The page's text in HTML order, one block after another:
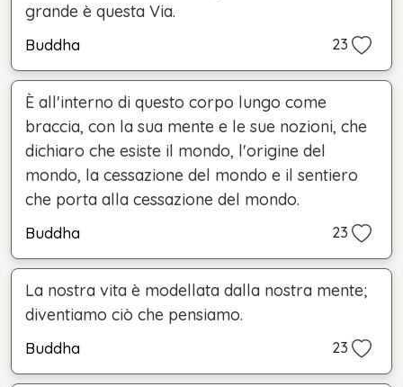
grande è questa Via.
Buddha 23
È all'interno di questo corpo lungo come
braccia, con la sua mente e le sue nozioni, che
dichiaro che esiste il mondo, l'origine del
mondo, la cessazione del mondo e il sentiero
che porta alla cessazione del mondo.
Buddha 23
La nostra vita è modellata dalla nostra mente;
diventiamo ciò che pensiamo.
Buddha 23